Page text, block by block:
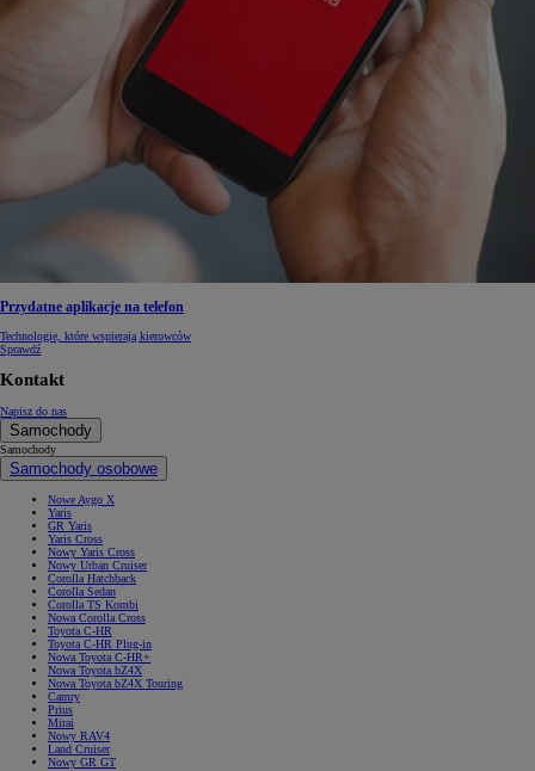
Przydatne aplikacje na telefon
Technologie, które wspierają kierowców
Sprawdź
Kontakt
Napisz do nas
Samochody
Samochody
Samochody osobowe
Nowe Aygo X
Yaris
GR Yaris
Yaris Cross
Nowy Yaris Cross
Nowy Urban Cruiser
Corolla Hatchback
Corolla Sedan
Corolla TS Kombi
Nowa Corolla Cross
Toyota C-HR
Toyota C-HR Plug-in
Nowa Toyota C-HR+
Nowa Toyota bZ4X
Nowa Toyota bZ4X Touring
Camry
Prius
Mirai
Nowy RAV4
Land Cruiser
Nowy GR GT